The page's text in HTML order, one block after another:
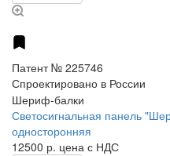
Патент № 225746
Спроектировано в России
Шериф-балки
Светосигнальная панель
односторонняя
12500 р. цена с НДС